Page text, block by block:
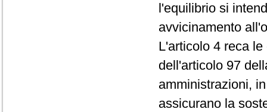
l'equilibrio si
avvicinamento
L'articolo 4 reca
dell'articolo 97
amministrazioni,
assicurano la